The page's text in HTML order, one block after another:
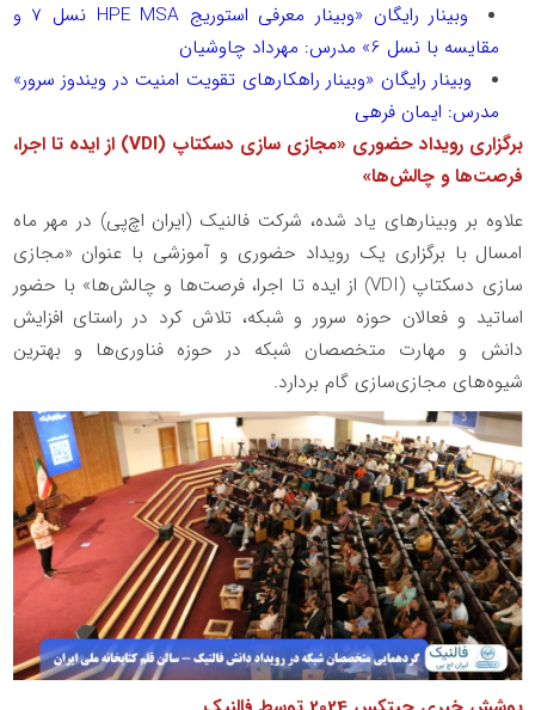
وبینار رایگان «وبینار معرفی استوریج HPE MSA
نسل 7 و
مقایسه با نسل 6» مدرس: مهرداد چاوشیان
وبینار رایگان «وبینار راهکارهای تقویت امنیت در ویندوز سرور»
مدرس: ایمان فرهی
برگزاری رویداد حضوری «مجازی سازی دسکتاپ (VDI) از ایده تا اجرا،
فرصت‌ها و چالش‌ها»
علاوه بر وبینارهای یاد شده، شرکت فالنیک (ایران اچ‌پی) در مهر ماه
امسال با برگزاری یک رویداد حضوری و آموزشی با عنوان «مجازی
سازی دسکتاپ (VDI) از ایده تا اجرا، فرصت‌ها و چالش‌ها» با حضور
اساتید و فعالان حوزه سرور و شبکه، تلاش کرد در راستای افزایش
دانش و مهارت متخصصان شبکه در حوزه فناوری‌ها و بهترین
شیوه‌های مجازی‌سازی گام بردارد.